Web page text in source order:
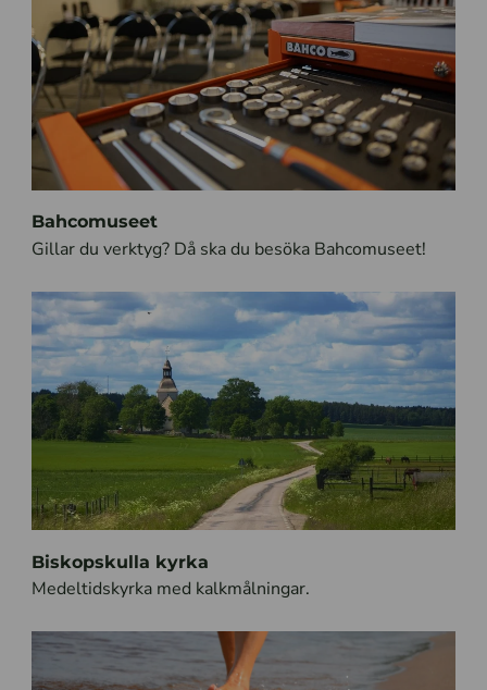
Bahcomuseet
Gillar du verktyg? Då ska du besöka Bahcomuseet!
Biskopskulla kyrka
Medeltidskyrka med kalkmålningar.